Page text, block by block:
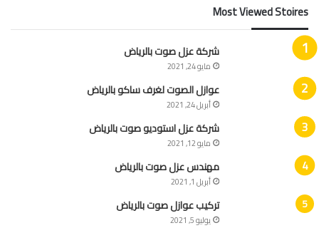
Most Viewed Stoires
شركة عزل صوت بالرياض
مايو 24, 2021
عوازل الصوت لغرف ساكو بالرياض
أبريل 24, 2021
شركة عزل استوديو صوت بالرياض
مايو 12, 2021
مهندس عزل صوت بالرياض
أبريل 1, 2021
تركيب عوازل صوت بالرياض
يوليو 5, 2021